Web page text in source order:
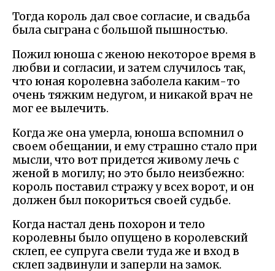
Тогда король дал свое согласие, и свадьба
была сыграна с большой пышностью.
Пожил юноша с женою некоторое время в
любви и согласии, и затем случилось так,
что юная королевна заболела каким-то
очень тяжким недугом, и никакой врач не
мог ее вылечить.
Когда же она умерла, юноша вспомнил о
своем обещании, и ему страшно стало при
мысли, что вот придется живому лечь с
женой в могилу; но это было неизбежно:
король поставил стражу у всех ворот, и он
должен был покориться своей судьбе.
Когда настал день похорон и тело
королевны было опущено в королевский
склеп, ее супруга свели туда же и вход в
склеп задвинули и заперли на замок.